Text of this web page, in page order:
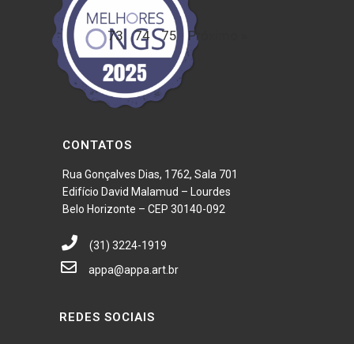
73 74 75 Próximo »
CONTATOS
Rua Gonçalves Dias, 1762, Sala 701
Edifício David Malamud – Lourdes
Belo Horizonte – CEP 30140-092
(31) 3224-1919
appa@appa.art.br
REDES SOCIAIS